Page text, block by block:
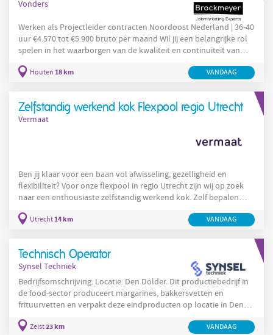
Vonders
Werken als Projectleider contracten Noordoost Nederland | 36-40
uur €4.570 tot €5.900 bruto per maand Wil jij een belangrijke rol
spelen in het waarborgen van de kwaliteit en continuïteit van
ervaring met contractmanagement, KPI-bewaking en
Over de opdrachtgever Onze
Houten 18 km VANDAAG
Zelfstandig werkend kok Flexpool regio Utrecht
Vermaat
Ben jij klaar voor een baan vol afwisseling, gezelligheid en
flexibiliteit? Voor onze flexpool in regio Utrecht zijn wij op zoek
naar een enthousiaste zelfstandig werkend kok. Zelf bepalen
zoekt! Jouw werkplek Werken in de horeca, maar dan op jouw
de volgende
Utrecht14 km VANDAAG
Technisch Operator
Synsel Techniek
Bedrijfsomschrijving: Locatie: Den Dolder. Dit productiebedrijf in
de food-sector produceert margarines, bakkersvetten en
frituurvetten en verpakt deze eindproducten op locatie in Den
Dolder. De werkzaamheden richten zich op overpakken en
verpakken van eindproducten waarbij lange verpakkingslijnen
Zeist23 km VANDAAG